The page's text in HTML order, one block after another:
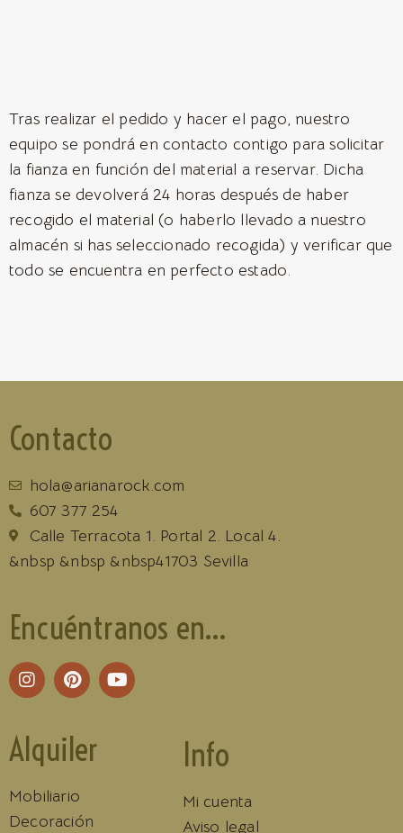
Tras realizar el pedido y hacer el pago, nuestro
equipo se pondrá en contacto contigo para solicitar
la fianza en función del material a reservar. Dicha
fianza se devolverá 24 horas después de haber
recogido el material (o haberlo llevado a nuestro
almacén si has seleccionado recogida) y verificar que
todo se encuentra en perfecto estado.
Contacto
hola@arianarock.com
607 377 254
Calle Terracota 1. Portal 2. Local 4.
&nbsp &nbsp &nbsp41703 Sevilla
Encuéntranos en...
Alquiler
Mobiliario
Decoración
Info
Mi cuenta
Aviso legal